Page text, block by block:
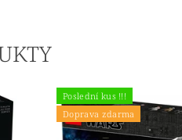
Poslední kus !!!
Doprava zdarma